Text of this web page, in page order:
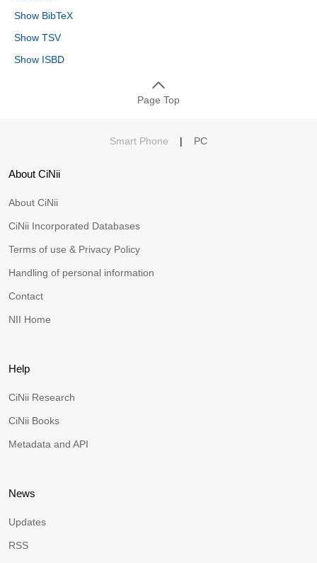
Show BibTeX
Show TSV
Show ISBD
Page Top
Smart Phone | PC
About CiNii
About CiNii
CiNii Incorporated Databases
Terms of use & Privacy Policy
Handling of personal information
Contact
NII Home
Help
CiNii Research
CiNii Books
Metadata and API
News
Updates
RSS